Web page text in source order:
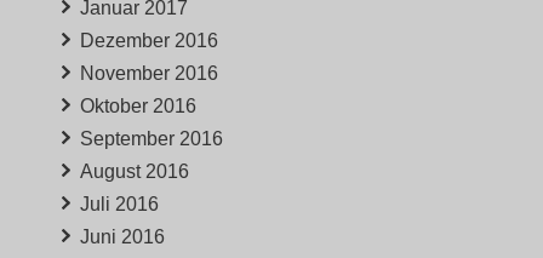
Januar 2017
Dezember 2016
November 2016
Oktober 2016
September 2016
August 2016
Juli 2016
Juni 2016